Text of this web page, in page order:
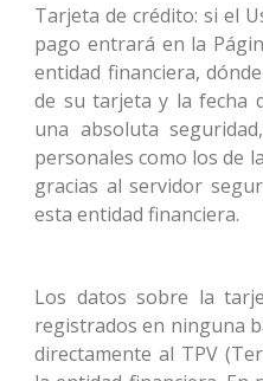
Tarjeta de crédito: si el
pago entrará en la
entidad financiera,
de su tarjeta y la fecha
una absoluta
personales como los de
gracias al servidor
esta entidad financiera.
Los datos sobre la
registrados en ninguna
directamente al TPV